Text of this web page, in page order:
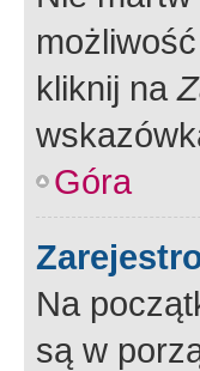
kliknij na
Góra
Na
są w